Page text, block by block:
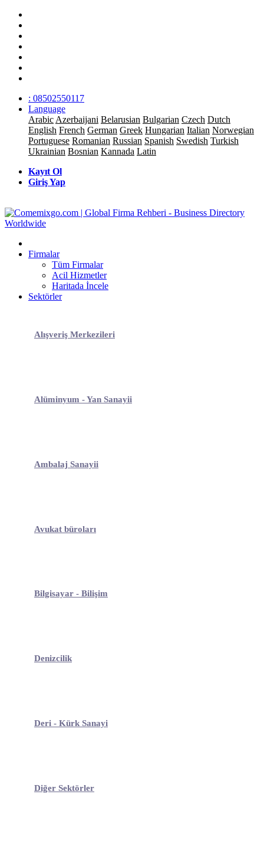
: 08502550117
Language
Arabic Azerbaijani Belarusian Bulgarian Czech Dutch
English French German Greek Hungarian Italian Norwegian
Portuguese Romanian Russian Spanish Swedish Turkish
Ukrainian Bosnian Kannada Latin
Kayıt Ol
Giriş Yap
Firmalar
Tüm Firmalar
Acil Hizmetler
Haritada İncele
Sektörler
Alışveriş Merkezileri
Alüminyum - Yan Sanayii
Ambalaj Sanayii
Avukat büroları
Bilgisayar - Bilişim
Denizcilik
Deri - Kürk Sanayi
Diğer Sektörler